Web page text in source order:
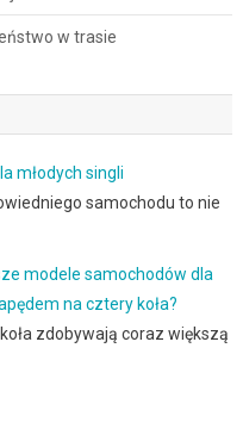
w trasie
młodych singli
samochodu to nie
modele samochodów dla
na cztery koła?
zdobywają coraz większą